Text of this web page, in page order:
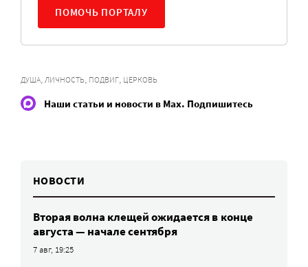
ПОМОЧЬ ПОРТАЛУ
ДУША, ЛИЧНОСТЬ, ПОДВИГ, ЦЕРКОВЬ
Наши статьи и новости в Max. Подпишитесь
НОВОСТИ
Вторая волна клещей ожидается в конце
августа — начале сентября
7 авг, 19:25